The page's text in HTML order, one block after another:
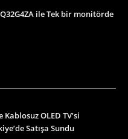
ile Tek bir monitörde
Kablosuz OLED TV’si
Satışa Sundu